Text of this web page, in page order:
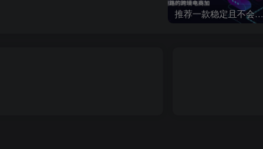
推荐一款稳定且不会跑路的VPN支持4K【VPN】